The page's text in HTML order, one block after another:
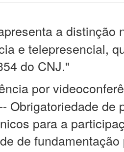
a distinção
e telepresencial,
do CNJ."
por
Obrigatoriedade
para a
de